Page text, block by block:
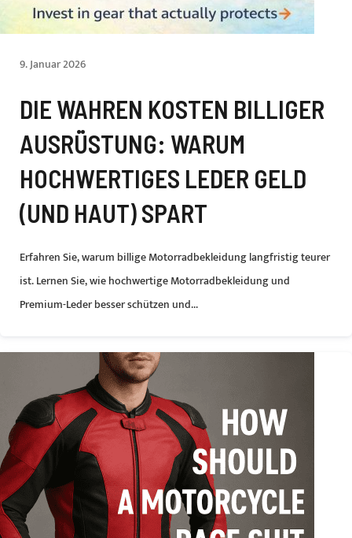
9. Januar 2026
DIE WAHREN KOSTEN BILLIGER
AUSRÜSTUNG: WARUM
HOCHWERTIGES LEDER GELD
(UND HAUT) SPART
Erfahren Sie, warum billige Motorradbekleidung langfristig teurer
ist. Lernen Sie, wie hochwertige Motorradbekleidung und
Premium-Leder besser schützen und...